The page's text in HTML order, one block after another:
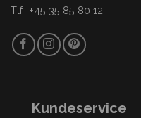
Tlf.: +45 35 85 80 12
Kundeservice